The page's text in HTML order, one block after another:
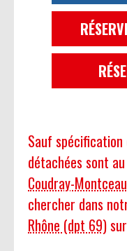
Sauf spécification
détachées sont au
Coudray-
chercher dans
Rhône (dpt 69)